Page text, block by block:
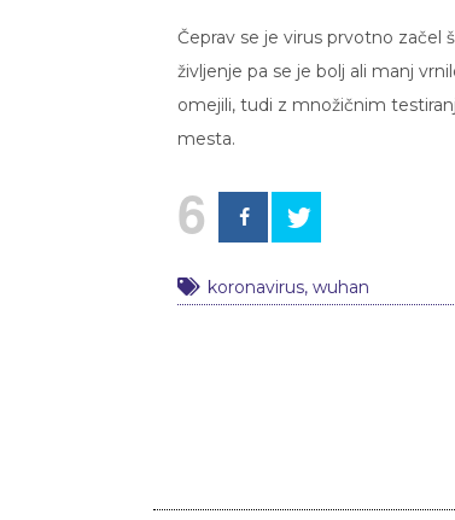
Čeprav se je virus prvotno začel
življenje pa se je bolj ali manj
omejili, tudi z množičnim
mesta.
6
koronavirus, wuhan